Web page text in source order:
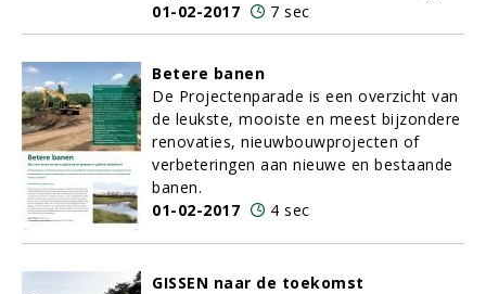
01-02-2017
7 sec
Betere banen
De Projectenparade is een overzicht van
de leukste, mooiste en meest bijzondere
renovaties, nieuwbouwprojecten of
verbeteringen aan nieuwe en bestaande
banen.
01-02-2017
4 sec
GISSEN naar de toekomst